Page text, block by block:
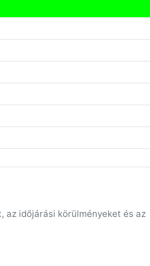
az időjárási körülményeket és az